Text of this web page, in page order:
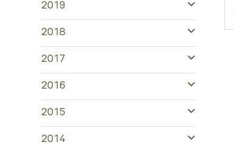
2019
2018
2017
2016
2015
2014